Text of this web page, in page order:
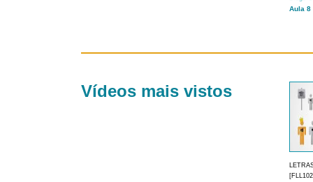
Aula 8
Vídeos mais vistos